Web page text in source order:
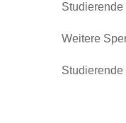
Studierende
Weitere